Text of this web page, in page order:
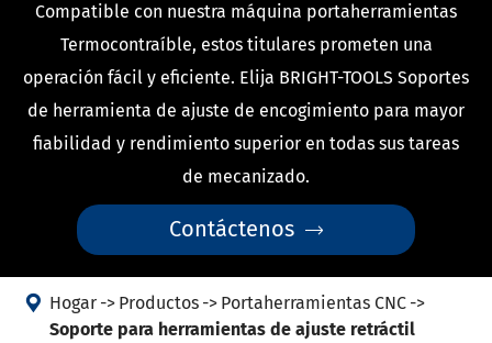
Compatible con nuestra máquina portaherramientas
Termocontraíble, estos titulares prometen una
operación fácil y eficiente. Elija BRIGHT-TOOLS Soportes
de herramienta de ajuste de encogimiento para mayor
fiabilidad y rendimiento superior en todas sus tareas
de mecanizado.
Contáctenos 
 Hogar Productos
Portaherramientas CNC
Soporte para herramientas de ajuste retráctil